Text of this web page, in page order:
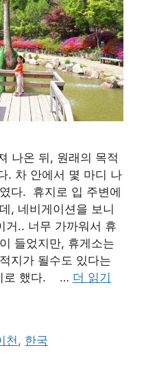
나온 뒤, 원래의 목적
. 차 안에서 몇 마디 나
다. 휴지로 입 주변에
, 네비게이션을 보니
거.. 너무 가까워서 휴
들었지만, 휴게소는
지가 될수도 있다는
로 했다. … 더 읽기
천 , 한국